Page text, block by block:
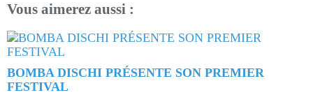
Vous aimerez aussi :
BOMBA DISCHI PRÉSENTE SON PREMIER
FESTIVAL